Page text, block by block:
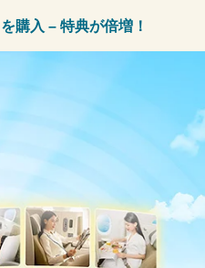
購入 – 特典が倍増！